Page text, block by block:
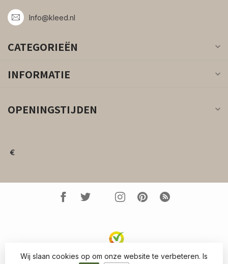
Info@kleed.nl
CATEGORIEËN
INFORMATIE
OPENINGSTIJDEN
€
© Copyright 2026 Kleed.nl- Powered by Lightspeed-
Wij slaan cookies op om onze website te verbeteren. Is